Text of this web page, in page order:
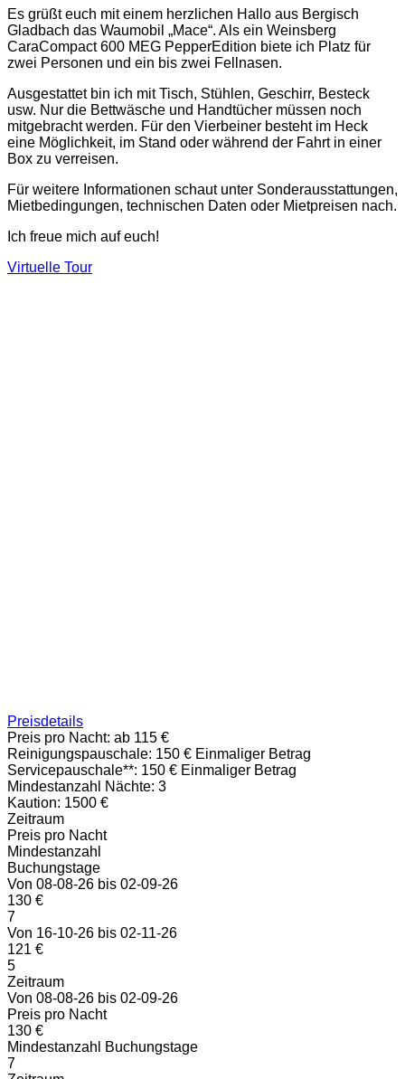
Es grüßt euch mit einem herzlichen Hallo aus Bergisch
Gladbach das Waumobil „Mace“. Als ein Weinsberg
CaraCompact 600 MEG PepperEdition biete ich Platz für
zwei Personen und ein bis zwei Fellnasen.
Ausgestattet bin ich mit Tisch, Stühlen, Geschirr, Besteck
usw. Nur die Bettwäsche und Handtücher müssen noch
mitgebracht werden. Für den Vierbeiner besteht im Heck
eine Möglichkeit, im Stand oder während der Fahrt in einer
Box zu verreisen.
Für weitere Informationen schaut unter Sonderausstattungen,
Mietbedingungen, technischen Daten oder Mietpreisen nach.
Ich freue mich auf euch!
Virtuelle Tour
Preisdetails
Preis pro Nacht: ab 115 €
Reinigungspauschale: 150 € Einmaliger Betrag
Servicepauschale**: 150 € Einmaliger Betrag
Mindestanzahl Nächte: 3
Kaution: 1500 €
Zeitraum
Preis pro Nacht
Mindestanzahl
Buchungstage
Von 08-08-26 bis 02-09-26
130 €
7
Von 16-10-26 bis 02-11-26
121 €
5
Zeitraum
Von 08-08-26 bis 02-09-26
Preis pro Nacht
130 €
Mindestanzahl Buchungstage
7